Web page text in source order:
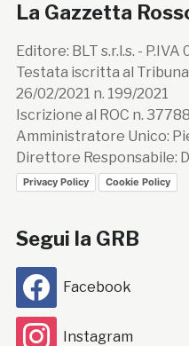
La Gazzetta
Editore: BLT s.r.l.s. -
Testata iscritta al
26/02/2021 n. 199/2021
Iscrizione al ROC n. 37788
Amministratore Unico:
Direttore Responsabile:
Privacy Policy Cookie Policy
Segui la GRB
Facebook
Instagram